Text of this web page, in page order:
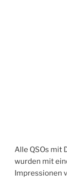
Alle QSOs mit
wurden mit
Impressionen